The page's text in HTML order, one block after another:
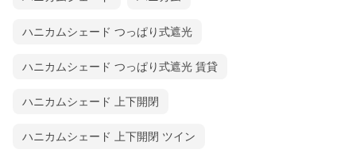
ハニカムシェード つっぱり式遮光
ハニカムシェード つっぱり式遮光 賃貸
ハニカムシェード 上下開閉
ハニカムシェード 上下開閉 ツイン